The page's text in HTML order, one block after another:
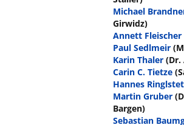
Michael
Girwidz)
Annett Fleischer
Paul Sedlmeir
Karin Thaler (Dr.
Carin C. Tietze
Hannes
Martin Gruber
Bargen)
Sebastian